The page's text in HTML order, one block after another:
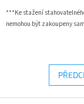
***Ke stažení
nemohou být zakoupeny